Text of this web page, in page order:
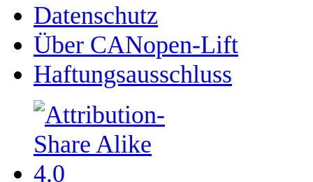
Datenschutz
Über CANopen-Lift
Haftungsausschluss